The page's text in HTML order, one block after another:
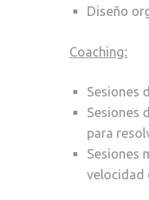
Diseño
Coaching:
Sesiones
Sesiones
para
Sesiones
velocidad